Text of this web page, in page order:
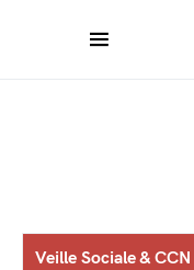
Veille Sociale & CCN